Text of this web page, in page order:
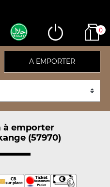
0
A EMPORTER
à emporter
(57970)